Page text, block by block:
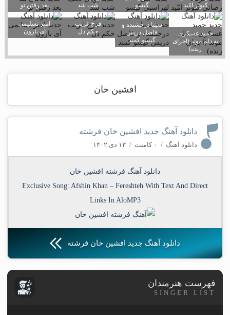
کبوتر امّید
گیسو
شب شد
بعد رفتن تو
حمید عسکری
به دلم موند (اجرای
زنده)
سینا درخشنده و
فاضل دریس
گیسو کمند
فرخ غریب
حکم دل
امیر تسلیمی
آی بارون
افشین خان
دانلود آهنگ جدید افشین خان فرشته
دانلود آهنگ / ۰ کامنت / ۱۳ دی ۱۴۰۲
دانلود آهنگ فرشته افشین خان
Exclusive Song: Afshin Khan – Fereshteh With Text And Direct
Links In AloMP3
دانلود آهنگ جدید افشین خان فرشته
فهرست هنرمندان
SINGER LIST